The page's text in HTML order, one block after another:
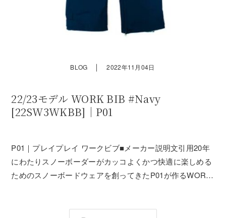
BLOG ｜ 2022年11月04日
22/23モデル WORK BIB #Navy
[22SW3WKBB]｜P01
P01｜プレイプレイ ワークビブ■メーカー説明文引用20年
にわたりスノーボーダーがカッコよくかつ快適に楽しめる
ためのスノーボードウェアを創ってきたP01が作るWORK
ップし続けてきたモデル。L...